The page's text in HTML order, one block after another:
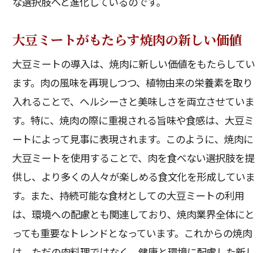
大豆ミートがもたらす焼肉の新しい価値
大豆ミートの導入は、焼肉に新しい価値をもたらしてい
ます。肉の風味を再現しつつ、植物由来の栄養素を取り
入れることで、ヘルシーさと美味しさを両立させていま
す。特に、焼肉の際に重視される旨味や食感は、大豆ミ
ートによって見事に表現されます。このように、焼肉に
大豆ミートを使用することで、肉を食べない選択肢を提
供し、より多くの人々が楽しめる食文化を形成していま
す。また、持続可能な食材としての大豆ミートの利用
は、環境への配慮とも関連しており、焼肉業界全体にと
っても重要なトレンドとなっています。これからの焼肉